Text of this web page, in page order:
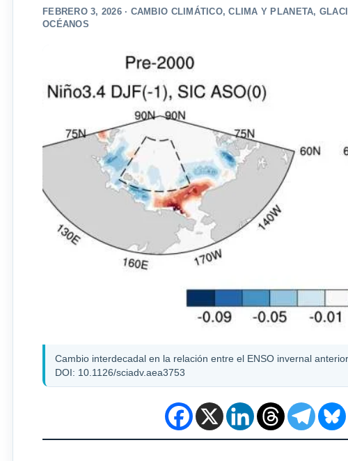
FEBRERO 3, 2026 · CAMBIO CLIMÁTICO,CLIMA Y PLANETA,
OCÉANOS
Cambio interdecadal en la relación entre el ENSO invernal
DOI: 10.1126/sciadv.aea3753